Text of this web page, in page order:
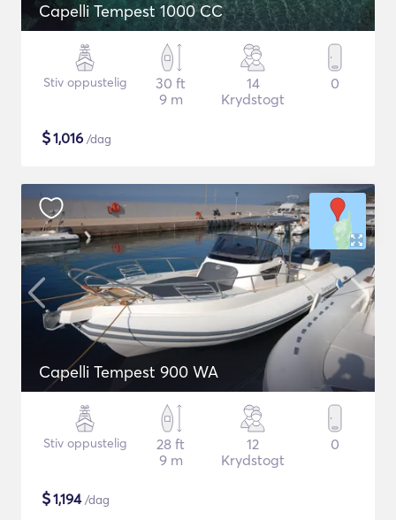
Capelli Tempest 1000 CC
Stiv oppustelig
30 ft
9 m
14
Krydstogt
0
$1,016 /dag
Capelli Tempest 900 WA
Stiv oppustelig
28 ft
9 m
12
Krydstogt
0
$1,194/dag